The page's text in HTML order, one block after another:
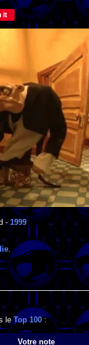
it
-1999
.
leTop 100:
Votre note